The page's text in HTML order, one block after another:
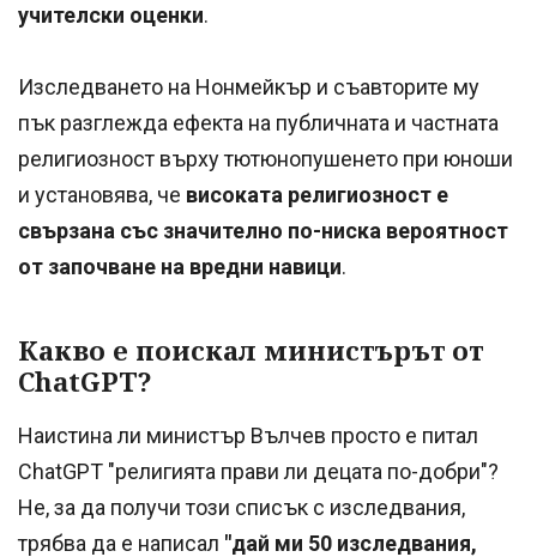
учителски оценки.
Изследването на Нонмейкър и съавторите му
пък разглежда ефекта на публичната и частната
религиозност върху тютюнопушенето при юноши
и установява, че високата религиозност е
свързана със значително по-ниска вероятност
от започване на вредни навици.
Какво е поискал министърът от
ChatGPT?
Наистина ли министър Вълчев просто е питал
ChatGPT "религията прави ли децата по-добри"?
Не, за да получи този списък с изследвания,
трябва да е написал "дай ми 50 изследвания,